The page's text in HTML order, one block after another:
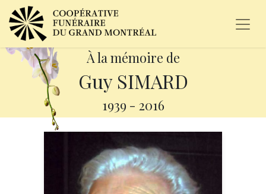
À la mémoire de
Guy SIMARD
1939 - 2016